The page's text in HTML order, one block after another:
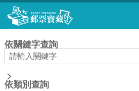
跳到主要內容區塊
依關鍵字查詢
>
依類別查詢